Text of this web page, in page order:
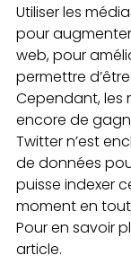
Utiliser les
pour augmenter
web, pour
permettre
Cependant, les
encore de
Twitter n’est
de données
puisse indexer
moment en
Pour en savoir
article.